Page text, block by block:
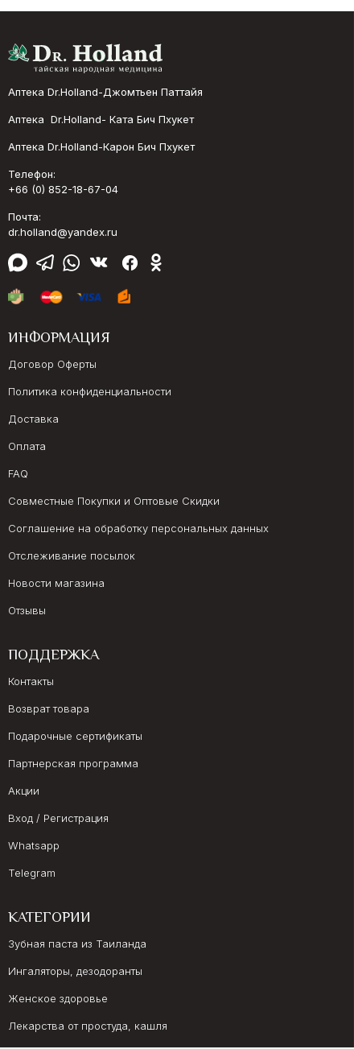
Аптека Dr.Holland-Джомтьен Паттайя
Аптека Dr.Holland- Ката Бич Пхукет
Аптека Dr.Holland-Карон Бич Пхукет
Телефон:
+66 (0) 852-18-67-04
Почта:
dr.holland@yandex.ru
ИНФОРМАЦИЯ
Договор Оферты
Политика конфиденциальности
Доставка
Оплата
FAQ
Совместные Покупки и Оптовые Скидки
Соглашение на обработку персональных данных
Отслеживание посылок
Новости магазина
Отзывы
ПОДДЕРЖКА
Контакты
Возврат товара
Подарочные сертификаты
Партнерская программа
Акции
Вход / Регистрация
Whatsapp
Telegram
КАТЕГОРИИ
Зубная паста из Таиланда
Ингаляторы, дезодоранты
Женское здоровье
Лекарства от простуда, кашля